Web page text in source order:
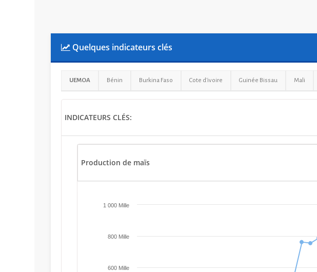
Quelques indicateurs clés
UEMOA Bénin Burkina Faso Cote d'ivoire Guinée Bissau Mali
INDICATEURS CLÉS:
Production de maïs
600 Mille
800 Mille
1 000 Mille